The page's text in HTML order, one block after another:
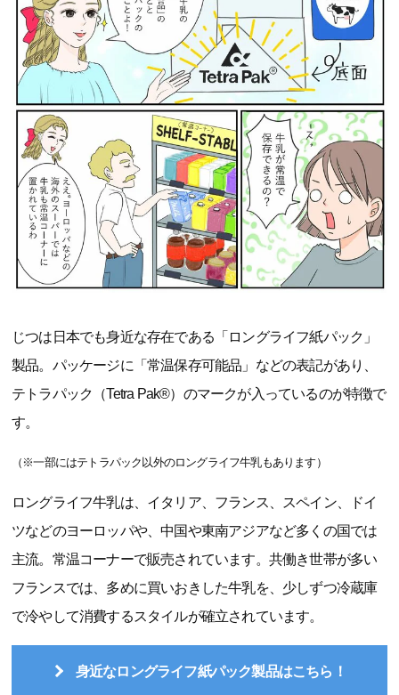
じつは日本でも身近な存在である「ロングライフ紙パック」
製品。パッケージに「常温保存可能品」などの表記があり、
テトラパック（Tetra Pak®）のマークが入っているのが特徴で
す。
（※一部にはテトラパック以外のロングライフ牛乳もあります）
ロングライフ牛乳は、イタリア、フランス、スペイン、ドイ
ツなどのヨーロッパや、中国や東南アジアなど多くの国では
主流。常温コーナーで販売されています。共働き世帯が多い
フランスでは、多めに買いおきした牛乳を、少しずつ冷蔵庫
で冷やして消費するスタイルが確立されています。
身近なロングライフ紙パック製品はこちら！